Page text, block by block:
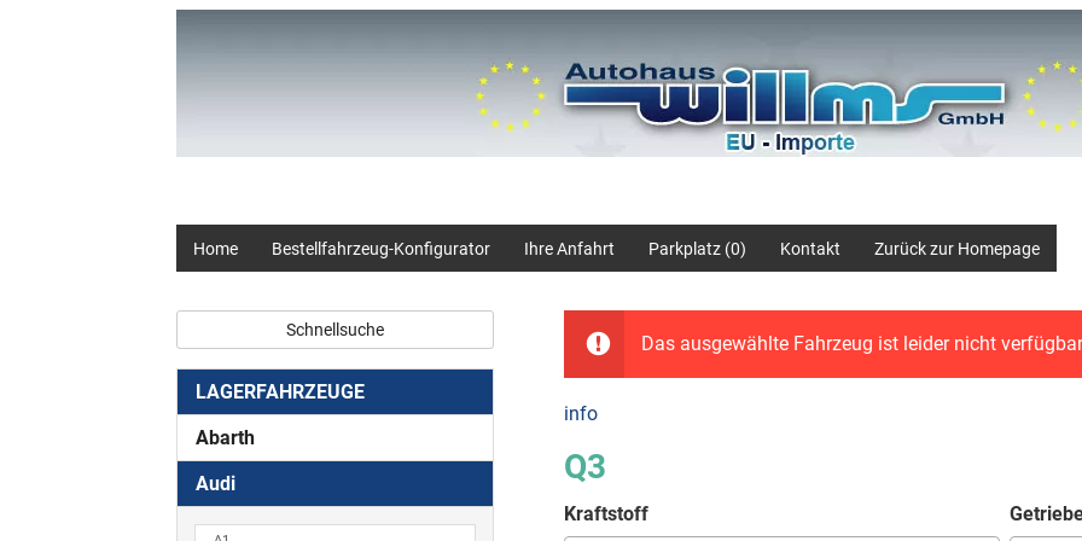
Home Bestellfahrzeug-Konfigurator Ihre Anfahrt Parkplatz (0) Kontakt Zurück zur Homepage
Das ausgewählte Fahrzeug ist leider nicht
info
Q3
Kraftstoff
Schnellsuche
LAGERFAHRZEUGE
Abarth
Audi